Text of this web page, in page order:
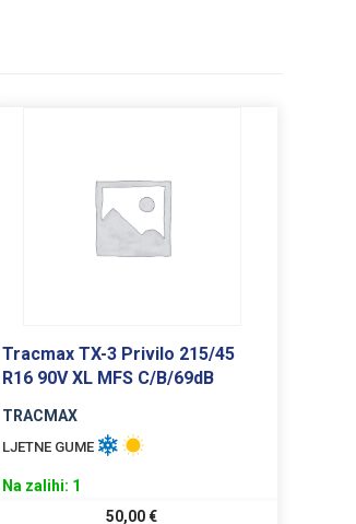
Tracmax TX-3 Privilo 215/45
R16 90V XL MFS C/B/69dB
TRACMAX
LJETNE GUME
Na zalihi: 1
50,00€